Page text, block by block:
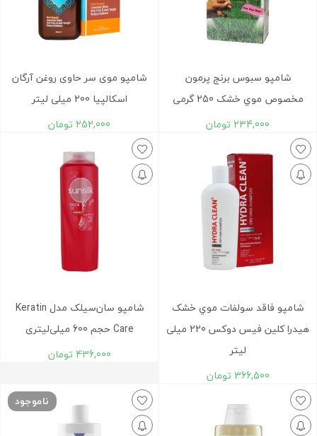
شامپو سبوس برنج پرمون
مخصوص موي خشک 250 گرمی
234,000 تومان
شامپو موی سر حاوی روغن آرگان
اسکالپیا 200 میلی لیتر
252,000 تومان
شامپو فاقد سولفات موي خشک
هيدرا کلين فیس دوکس 220 ميلی
لیتر
366,500 تومان
شامپو سان‌سیلک مدل Keratin
Care حجم 600 میلی‌لیتری
436,000 تومان
ناموجود